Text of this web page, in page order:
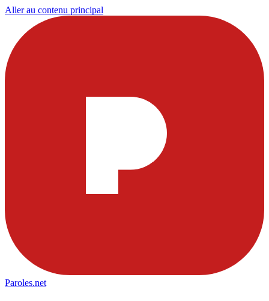
Aller au contenu principal
Paroles.net